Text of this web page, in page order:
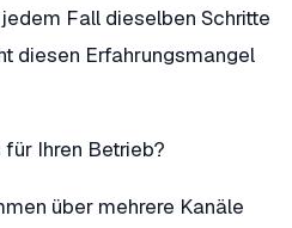
Fall dieselben Schritte
diesen Erfahrungsmangel
Ihren Betrieb?
über mehrere Kanäle